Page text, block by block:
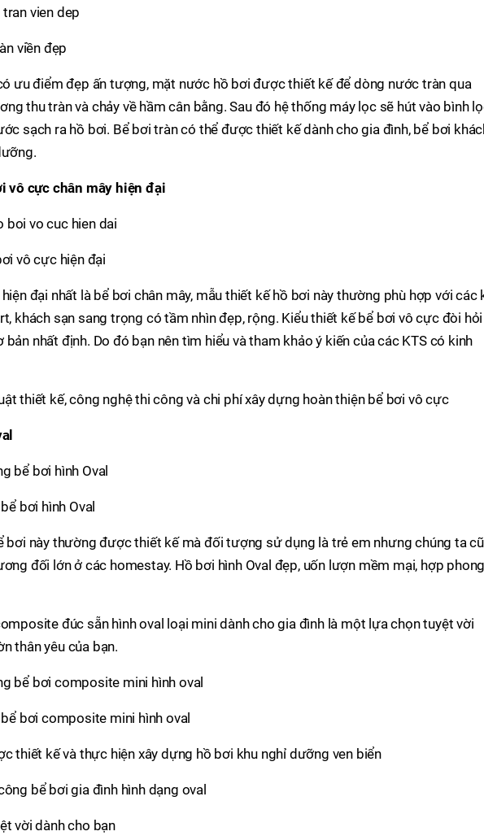
viền đẹp
ưu điểm đẹp ấn tượng, mặt nước hồ bơi được thiết kế để dòng nước tràn qua
thu tràn và chảy về hầm cân bằng. Sau đó hệ thống máy lọc sẽ hút vào bình
sạch ra hồ bơi. Bể bơi tràn có thể được thiết kế dành cho gia đình, bể bơi
vô cực chân mây hiện đại
vô cực hiện đại
đại nhất là bể bơi chân mây, mẫu thiết kế hồ bơi này thường phù hợp với các
khách sạn sang trọng có tầm nhìn đẹp, rộng. Kiểu thiết kế bể bơi vô cực đòi hỏi
bản nhất định. Do đó bạn nên tìm hiểu và tham khảo ý kiến của các KTS có kinh
thiết kế, công nghệ thi công và chi phí xây dựng hoàn thiện bể bơi vô cực
bơi hình Oval
bơi này thường được thiết kế mà đối tượng sử dụng là trẻ em nhưng chúng ta
đối lớn ở các homestay. Hồ bơi hình Oval đẹp, uốn lượn mềm mại, hợp
đúc sẵn hình oval loại mini dành cho gia đình là một lựa chọn tuyệt vời
thân yêu của bạn.
bơi composite mini hình oval
thiết kế và thực hiện xây dựng hồ bơi khu nghỉ dưỡng ven biển
vời dành cho bạn